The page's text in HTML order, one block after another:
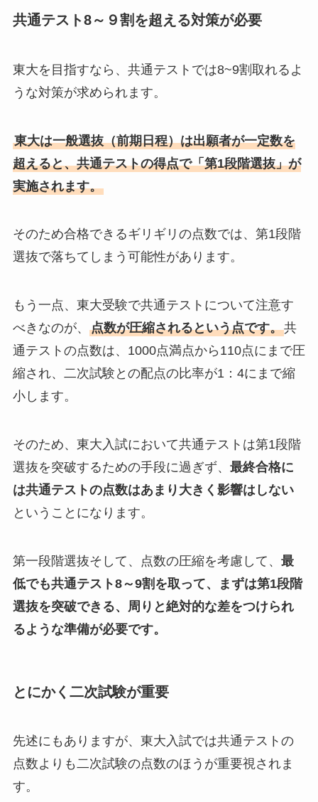
共通テスト8～９割を超える対策が必要
東大を目指すなら、共通テストでは8~9割取れるよ
うな対策が求められます。
東大は一般選抜（前期日程）は出願者が一定数を
超えると、共通テストの得点で「第1段階選抜」が
実施されます。
そのため合格できるギリギリの点数では、第1段階
選抜で落ちてしまう可能性があります。
もう一点、東大受験で共通テストについて注意す
べきなのが、 点数が圧縮されるという点です。共
通テストの点数は、1000点満点から110点にまで圧
縮され、二次試験との配点の比率が1：4にまで縮
小します。
そのため、東大入試において共通テストは第1段階
選抜を突破するための手段に過ぎず、 最終合格に
は共通テストの点数はあまり大きく影響はしない
ということになります。
第一段階選抜そして、点数の圧縮を考慮して、 最
低でも共通テスト8～9割を取って、まずは第1段階
選抜を突破できる、周りと絶対的な差をつけられ
るような準備が必要です。
とにかく二次試験が重要
先述にもありますが、東大入試では共通テストの
点数よりも二次試験の点数のほうが重要視されま
す。